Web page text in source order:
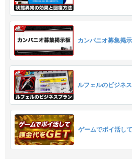
カンパニオ募集掲
ルフェルのビジネ
ゲームでポイ活し